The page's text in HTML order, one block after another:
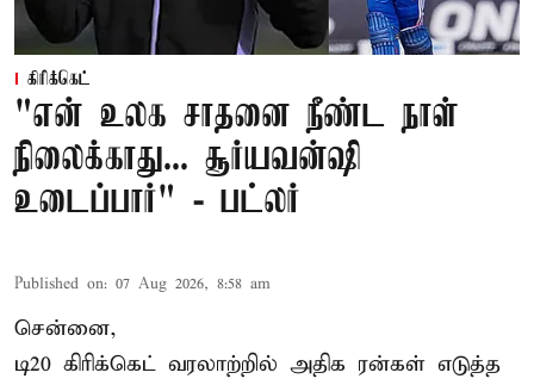
கிரிக்கெட்
"என் உலக சாதனை நீண்ட நாள்
நிலைக்காது... சூர்யவன்ஷி
உடைப்பார்" - பட்லர்
Published on: 07 Aug 2026, 8:58 am
சென்னை,
டி20 கிரிக்கெட் வரலாற்றில் அதிக ரன்கள் எடுத்த